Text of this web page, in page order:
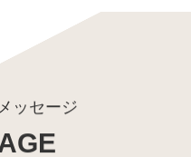
ッセージ